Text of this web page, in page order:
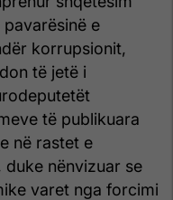
e
korrupsionit,
të jetë i
të publikuara
në rastet e
nënvizuar se
varet nga forcimi